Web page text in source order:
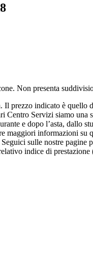
Non presenta
prezzo indicato è quello
Servizi siamo una
e dopo l’asta, dallo
informazioni su
sulle nostre pagine
indice di